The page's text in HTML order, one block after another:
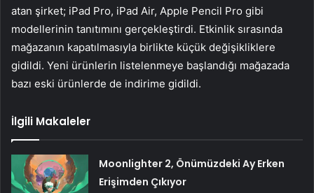
atan şirket; iPad Pro, iPad Air, Apple Pencil Pro gibi
modellerinin tanıtımını gerçekleştirdi. Etkinlik sırasında
mağazanın kapatılmasıyla birlikte küçük değişikliklere
gidildi. Yeni ürünlerin listelenmeye başlandığı mağazada
bazı eski ürünlerde de indirime gidildi.
İlgili Makaleler
Moonlighter 2, Önümüzdeki Ay Erken
Erişimden Çıkıyor